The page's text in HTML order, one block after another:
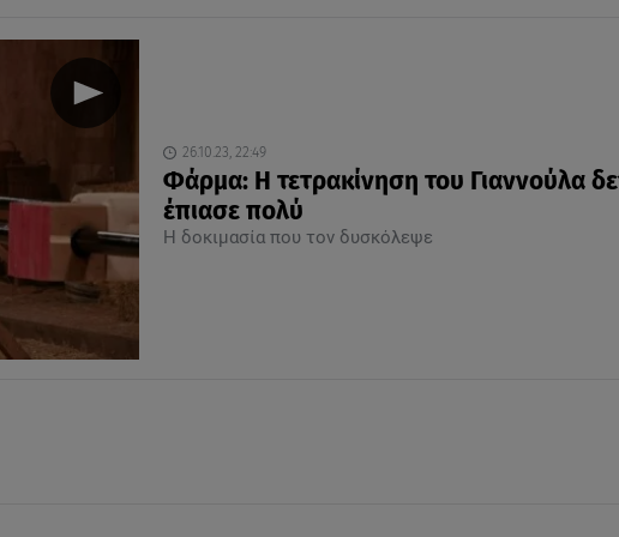
26.10.23, 22:49
Φάρμα: Η τετρακίνηση του Γιαννούλα
έπιασε πολύ
Η δοκιμασία που τον δυσκόλεψε